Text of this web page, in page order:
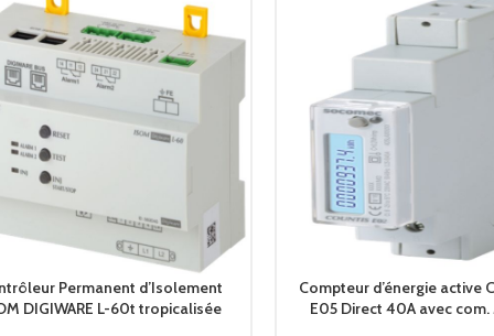
CONFORMITÉ AUX NORMES IEC
Permanent d’Isolement
DIGIWARE L-60t tropicalisée
Compteur d’énergie active
E05 Direct 40A avec com.